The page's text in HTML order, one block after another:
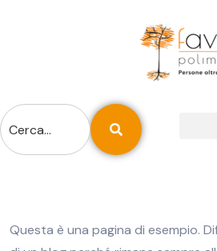
Questa è una pagina di esempio.